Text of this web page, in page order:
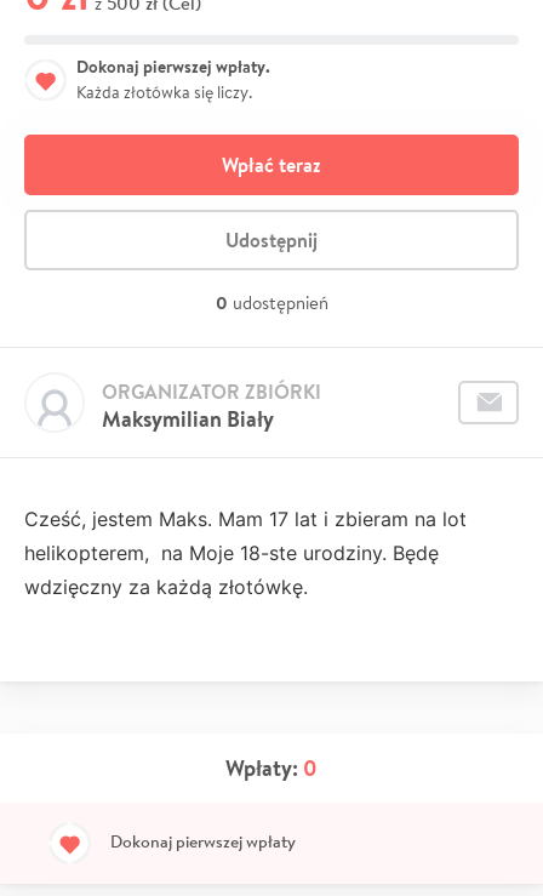
Dokonaj pierwszej wpłaty.
Każda złotówka się liczy.
Wpłać teraz
Udostępnij
0 udostępnień
Maksymilian Biały
ORGANIZATOR ZBIÓRKI
Cześć, jestem Maks. Mam 17 lat i zbieram na lot
helikopterem, na Moje 18-ste urodziny. Będę
wdzięczny za każdą złotówkę.
Wpłaty: 0
Dokonaj pierwszej wpłaty